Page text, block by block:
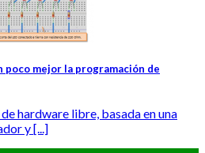
mejor la programación de
hardware libre, basada en una
y [...]